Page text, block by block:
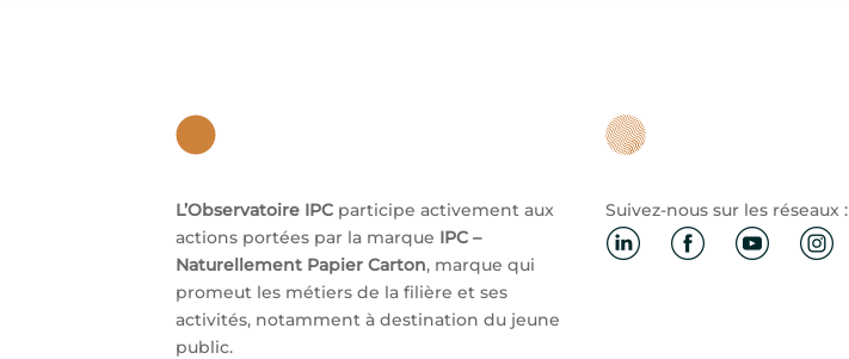
L’Observatoire IPC participe activement aux
actions portées par la marque IPC –
Naturellement Papier Carton, marque qui
promeut les métiers de la filière et ses
activités, notamment à destination du jeune
public.
Suivez-nous sur les réseaux :